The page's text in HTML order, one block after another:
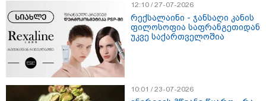
მნიშვნელოვანი ინფორმაცია
12:10 / 27-07-2026
რექსალაინი - ჯანსაღი კანის
ფილოსოფია საფრანგეთიდან
უკვე საქართველოშია
10:01 / 23-07-2026